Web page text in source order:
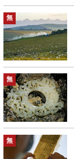
無
無
無